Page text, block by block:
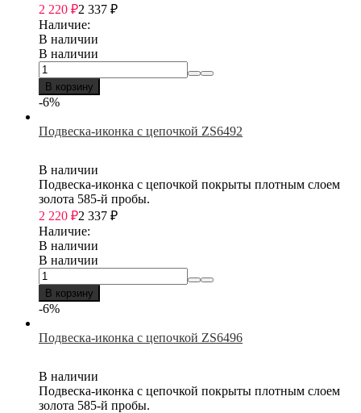
2 220 ₽2 337 ₽
Наличие:
В наличии
В наличии
В корзину
-6%
Подвеска-иконка с цепочкой ZS6492
В наличии
Подвеска-иконка с цепочкой покрыты плотным слоем
золота 585-й пробы.
2 220 ₽2 337 ₽
Наличие:
В наличии
В наличии
В корзину
-6%
Подвеска-иконка с цепочкой ZS6496
В наличии
Подвеска-иконка с цепочкой покрыты плотным слоем
золота 585-й пробы.